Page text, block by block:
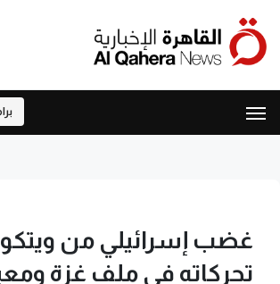
غضب إسرائيلي من
تحركاته في ملف غزة